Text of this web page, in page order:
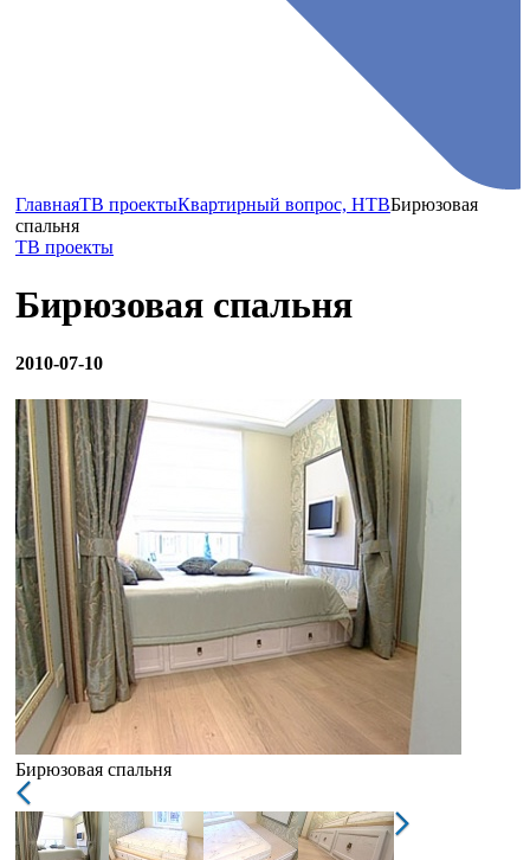
ГлавнаяТВ проектыКвартирный вопрос, НТВБирюзовая
спальня
ТВ проекты
Бирюзовая спальня
2010-07-10
Бирюзовая спальня